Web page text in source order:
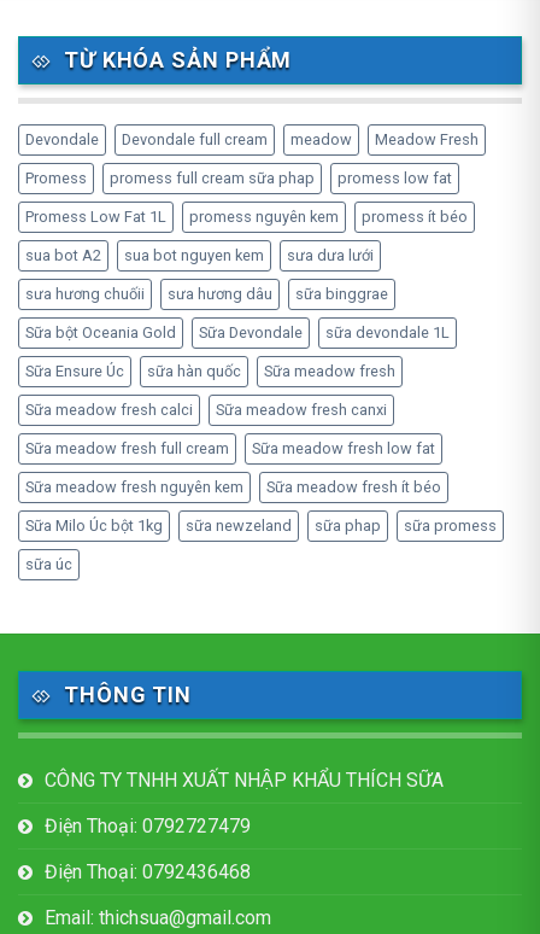
TỪ KHÓA SẢN PHẨM
Devondale Devondale full cream meadow Meadow Fresh
Promess promess full cream sữa phap promess low fat
Promess Low Fat 1L promess nguyên kem promess ít béo
sua bot A2 sua bot nguyen kem sưa dưa lưới
sưa hương chuốii sưa hương dâu sữa binggrae
Sữa bột Oceania Gold Sữa Devondale sữa devondale 1L
Sữa Ensure Úc sữa hàn quốc Sữa meadow fresh
Sữa meadow fresh calci Sữa meadow fresh canxi
Sữa meadow fresh full cream Sữa meadow fresh low fat
Sữa meadow fresh nguyên kem Sữa meadow fresh ít béo
Sữa Milo Úc bột 1kg sữa newzeland sữa phap sữa promess
sữa úc
THÔNG TIN
CÔNG TY TNHH XUẤT NHẬP KHẨU THÍCH SỮA
Điện Thoại: 0792727479
Điện Thoại: 0792436468
Email: thichsua@gmail.com